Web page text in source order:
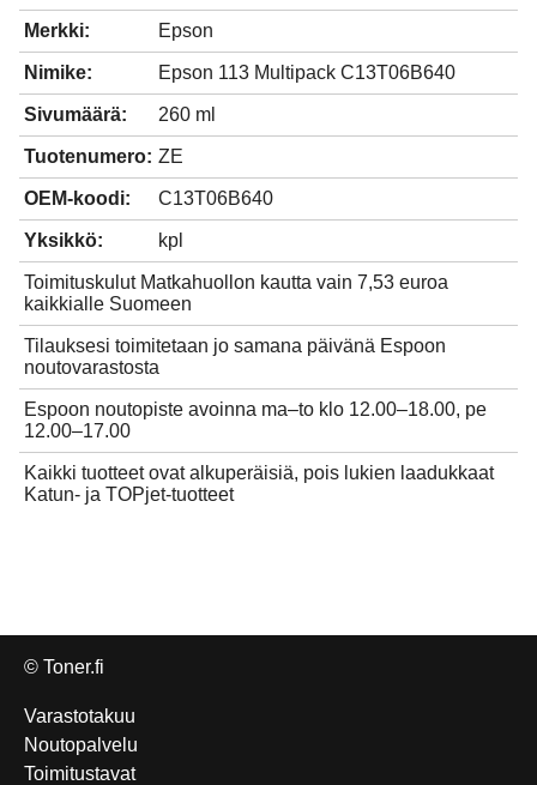
Merkki: Epson
Nimike: Epson 113 Multipack C13T06B640
Sivumäärä: 260 ml
Tuotenumero: ZE
OEM-koodi: C13T06B640
Yksikkö: kpl
Toimituskulut Matkahuollon kautta vain 7,53 euroa
kaikkialle Suomeen
Tilauksesi toimitetaan jo samana päivänä Espoon
noutovarastosta
Espoon noutopiste avoinna ma–to klo 12.00–18.00, pe
12.00–17.00
Kaikki tuotteet ovat alkuperäisiä, pois lukien laadukkaat
Katun- ja TOPjet-tuotteet
© Toner.fi
Varastotakuu
Noutopalvelu
Toimitustavat